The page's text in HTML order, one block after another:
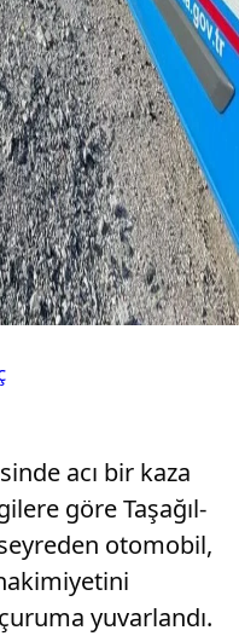
acı bir kaza
göre Taşağıl-
otomobil,
yuvarlandı.